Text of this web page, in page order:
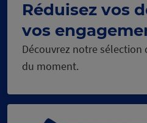
Réduisez vos
vos
Découvrez notre sélection
du moment.